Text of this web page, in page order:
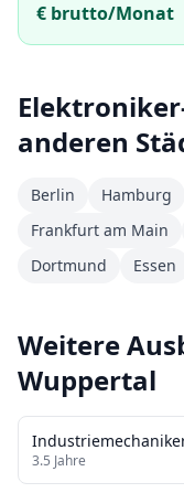
€ brutto/Monat
Elektroniker
anderen
Berlin Hamburg
Frankfurt am Main
Dortmund
Essen
Weitere
Wuppertal
3.5 Jahre